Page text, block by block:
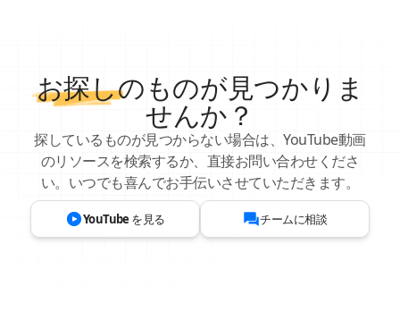
お探しのものが見つかりま
せんか？
探しているものが見つからない場合は、YouTube動画
のリソースを検索するか、直接お問い合わせくださ
い。いつでも喜んでお手伝いさせていただきます。
YouTube を見る チームに相談